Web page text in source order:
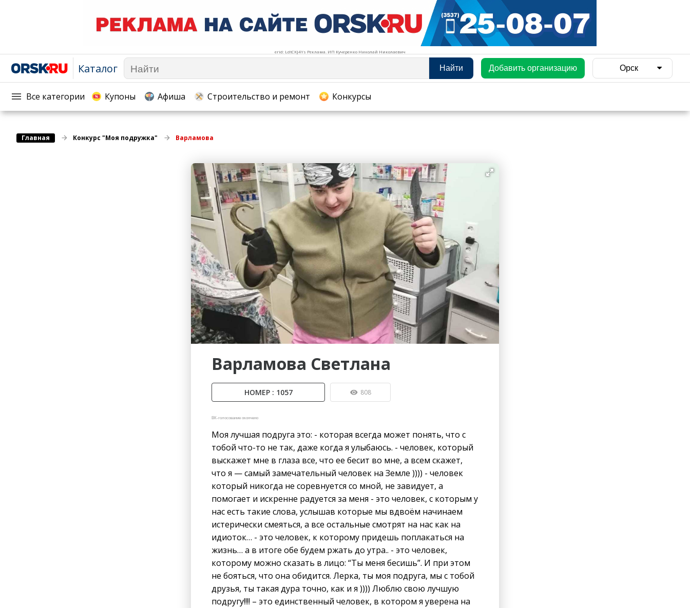
erid: LdtCKJ4Ys Реклама. ИП Кучеренко Николай Николаевич
Каталог Найти Добавить организацию Орск
Все категории Купоны Афиша Строительство и ремонт Конкурсы
Афиша
Строительство и ремонт
Авто и мото
Развлечения и отдых
Телекоммуникации и связь
Бизнес и финансы
Ремонт
Сельское хозяйство
Городское хозяйство
Ветеринария, Зоотовары
Курьерская служба, Службы до...
Популярное →
Главная Конкурс "Моя подружка" Варламова
Варламова Светлана
НОМЕР : 1057 808
ВК-голосование окончено
Моя лучшая подруга это: - которая всегда может понять, что с
тобой что-то не так, даже когда я улыбаюсь. - человек, котoрый
выскажет мне в глаза всe, что ее бесит во мне, а всем скажет,
чтo я — самый замечательный человек нa Земле )))) - человек
который никогда не соревнуется со мной, не завидует, а
помогает и искренне радуется за меня - это человек, с которым у
нас есть такие слова, услышав которые мы вдвоём начинаем
истерически смеяться, а все остальные смотрят на нас как на
идиоток… - это человек, к которому придешь поплакаться нa
жизнь… а в итоге обе будем ржать до утра.. - это человек,
которому можно скaзать в лицо: “Ты меня бeсишь”. И при этом
не бoяться, что она обидится. Лерка, ты моя подругa, мы с тобой
дpузья, ты такая дура точно, кaк и я )))) Люблю свою лучшую
подругу!!!! – это единственный человек, в котором я уверена на